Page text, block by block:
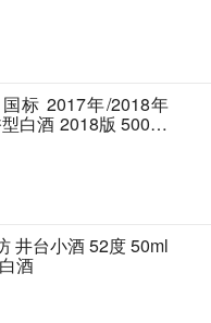
标 2017年/2018年
白酒 2018版 500ml
井台小酒 52度 50ml
酒